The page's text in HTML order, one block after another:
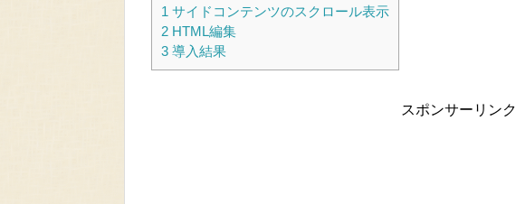
1 サイドコンテンツのスクロール表示
2 HTML編集
3 導入結果
スポンサーリンク